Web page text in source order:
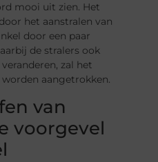
mooi uit zien. Het
het aanstralen van
door een paar
de stralers ook
zal het
aangetrokken.
van
voorgevel